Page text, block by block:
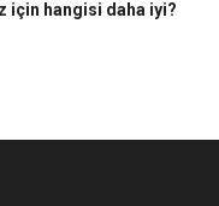
için hangisi daha iyi?